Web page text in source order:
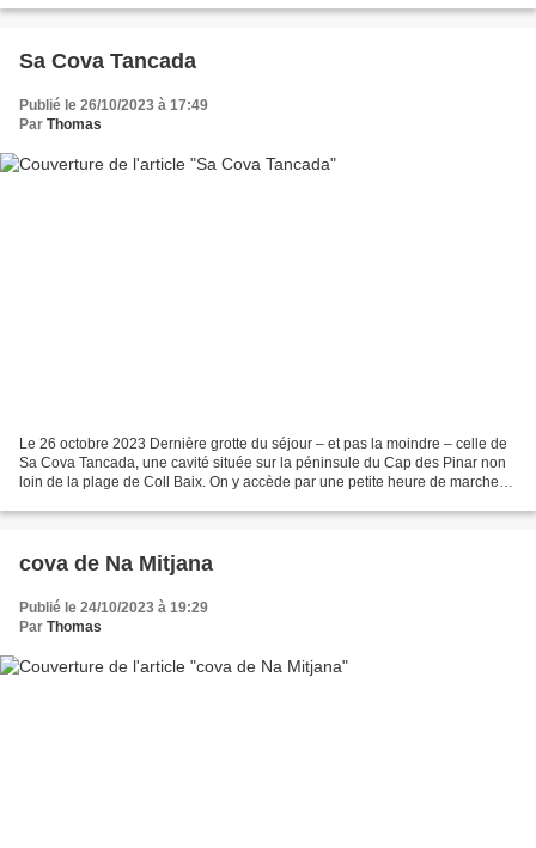
Sa Cova Tancada
Publié le 26/10/2023 à 17:49
Par Thomas
Le 26 octobre 2023 Dernière grotte du séjour – et pas la moindre – celle de
Sa Cova Tancada, une cavité située sur la péninsule du Cap des Pinar non
loin de la plage de Coll Baix. On y accède par une petite heure de marche
cova de Na Mitjana
Publié le 24/10/2023 à 19:29
Par Thomas